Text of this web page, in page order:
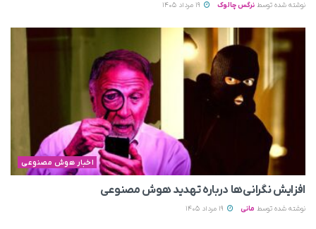
نوشته شده توسط نرگس چالوک
اخبار هوش مصنوعی
افزایش نگرانی‌ها درباره تهدید هوش مصنوعی
نوشته شده توسط مانی